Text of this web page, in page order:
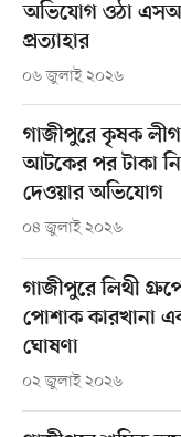
অভিযোগ ওঠা
প্রত্যাহার
০৬ জুলাই ২০২৬
গাজীপুরে কৃষক
আটকের পর টাকা
দেওয়ার অভিযোগ
০৪ জুলাই ২০২৬
গাজীপুরে লিথী
পোশাক কারখানা
ঘোষণা
০২ জুলাই ২০২৬